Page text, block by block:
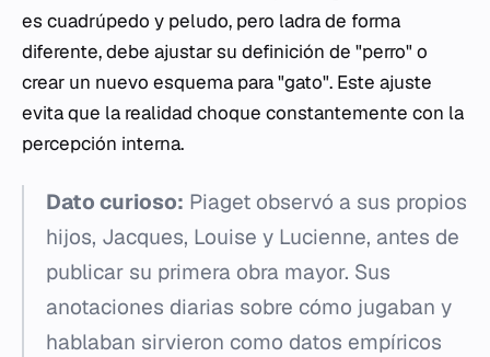
es cuadrúpedo y peludo, pero ladra de forma
diferente, debe ajustar su definición de "perro" o
crear un nuevo esquema para "gato". Este ajuste
evita que la realidad choque constantemente con la
percepción interna.
Dato curioso: Piaget observó a sus propios
hijos, Jacques, Louise y Lucienne, antes de
publicar su primera obra mayor. Sus
anotaciones diarias sobre cómo jugaban y
hablaban sirvieron como datos empíricos